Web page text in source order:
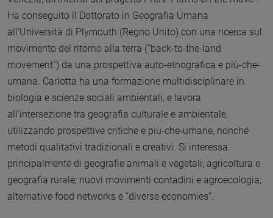
Ha conseguito il Dottorato in Geografia Umana
all'Università di Plymouth (Regno Unito) con una ricerca sul
movimento del ritorno alla terra (“back-to-the-land
movement”) da una prospettiva auto-etnografica e più-che-
umana. Carlotta ha una formazione multidisciplinare in
biologia e scienze sociali ambientali, e lavora
all'intersezione tra geografia culturale e ambientale,
utilizzando prospettive critiche e più-che-umane, nonché
metodi qualitativi tradizionali e creativi. Si interessa
principalmente di geografie animali e vegetali; agricoltura e
geografia rurale; nuovi movimenti contadini e agroecologia;
alternative food networks e “diverse economies”.